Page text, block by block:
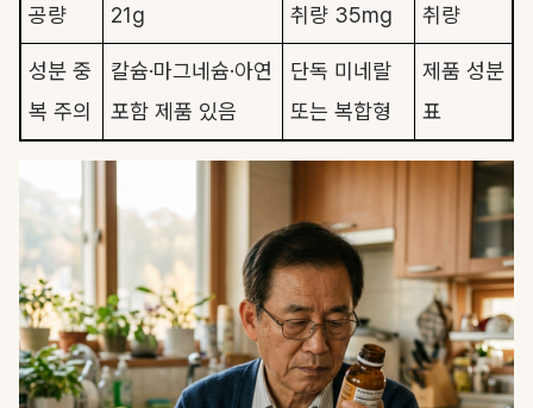
공량
21g
취량 35mg
취량
성분 중
복 주의
칼슘·마그네슘·아연
포함 제품 있음
단독 미네랄
또는 복합형
제품 성분
표